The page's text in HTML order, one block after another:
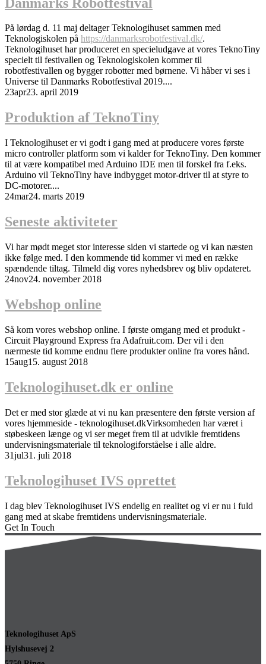
På lørdag d. 11 maj deltager Teknologihuset sammen med
Teknologiskolen på https://danmarksrobotfestival.dk/.
Teknologihuset har produceret en specieludgave at vores TeknoTiny
specielt til festivallen og Teknologiskolen kommer til
robotfestivallen og bygger robotter med børnene. Vi håber vi ses i
Universe til Danmarks Robotfestival 2019....
23apr23. april 2019
Produktion af TeknoTiny
I Teknologihuset er vi godt i gang med at producere vores første
micro controller platform som vi kalder for TeknoTiny. Den kommer
til at være kompatibel med Arduino IDE men til forskel fra f.eks.
Arduino vil TeknoTiny have indbygget motor-driver til at styre to
DC-motorer....
24mar24. marts 2019
Seneste aktiviteter
Vi har mødt meget stor interesse siden vi startede og vi kan næsten
ikke følge med. I den kommende tid kommer vi med en række
spændende tiltag. Tilmeld dig vores nyhedsbrev og bliv opdateret.
24nov24. november 2018
Webshop online
Så kom vores webshop online. I første omgang med et produkt -
Circuit Playground Express fra Adafruit.com. Der vil i den
nærmeste tid komme endnu flere produkter online fra vores hånd.
15aug15. august 2018
Teknologihuset.dk er online
Det er med stor glæde at vi nu kan præsentere den første version af
vores hjemmeside - teknologihuset.dkVirksomheden har været i
støbeskeen længe og vi ser meget frem til at udvikle fremtidens
undervisningsmateriale til teknologiforståelse i alle aldre.
31jul31. juli 2018
Teknologihuset IVS oprettet
I dag blev Teknologihuset IVS endelig en realitet og vi er nu i fuld
gang med at skabe fremtidens undervisningsmateriale.
Get In Touch
Teknologihuset ApS
Hylshusevej 2